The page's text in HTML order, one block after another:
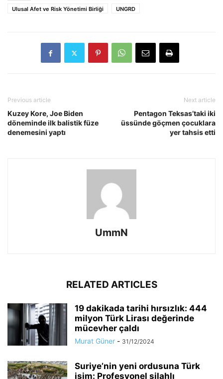
Ulusal Afet ve Risk Yönetimi Birliği
UNGRD
Previous article
Kuzey Kore, Joe Biden
döneminde ilk balistik füze
denemesini yaptı
Next article
Pentagon Teksas’taki iki
üssünde göçmen çocuklara
yer tahsis etti
UmmN
RELATED ARTICLES
19 dakikada tarihi hırsızlık: 444
milyon Türk Lirası değerinde
mücevher çaldı
Murat Güner - 31/12/2024
Suriye’nin yeni ordusuna Türk
isim: Profesyonel silahlı